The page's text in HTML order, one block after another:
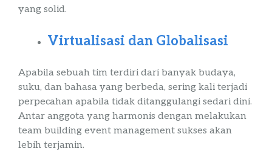
yang solid.
Virtualisasi dan Globalisasi
Apabila sebuah tim terdiri dari banyak budaya,
suku, dan bahasa yang berbeda, sering kali terjadi
perpecahan apabila tidak ditanggulangi sedari dini.
Antar anggota yang harmonis dengan melakukan
team building event management sukses akan
lebih terjamin.